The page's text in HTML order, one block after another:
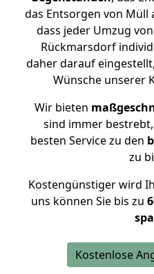
das Entsorgen von Müll
dass jeder Umzug
Rückmarsdorf
daher darauf
Wünsche unserer
Wir bieten
sind immer
besten Service zu den
zu
Kostengünstiger wird
uns können Sie bis zu
Kostenlose